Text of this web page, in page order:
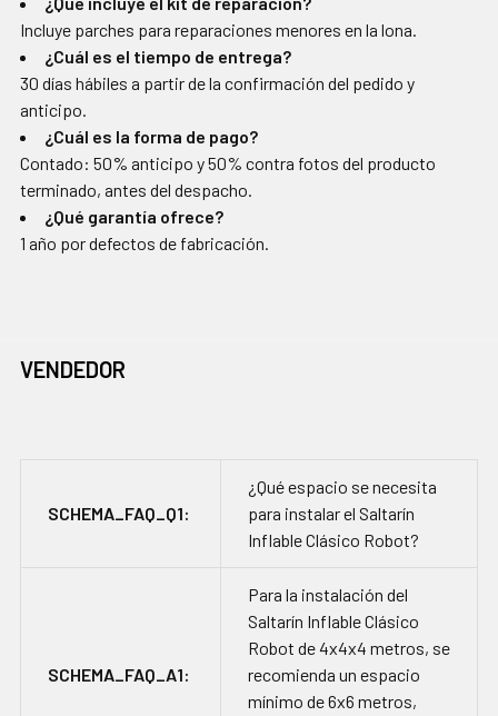
Incluye parches para reparaciones menores en la lona.
¿Cuál es el tiempo de entrega?
30 días hábiles a partir de la confirmación del pedido y
anticipo.
¿Cuál es la forma de pago?
Contado: 50% anticipo y 50% contra fotos del producto
terminado, antes del despacho.
¿Qué garantía ofrece?
1 año por defectos de fabricación.
VENDEDOR
SCHEMA_FAQ_Q1:
¿Qué espacio se necesita
para instalar el Saltarín
Inflable Clásico Robot?
SCHEMA_FAQ_A1:
Para la instalación del
Saltarín Inflable Clásico
Robot de 4x4x4 metros, se
recomienda un espacio
mínimo de 6x6 metros,